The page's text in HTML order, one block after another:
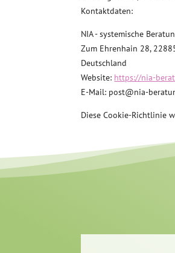
Kontaktdaten:
NIA - systemische
Zum Ehrenhain 28,
Deutschland
Website: https://nia-
E-Mail: post@nia-
Diese Cookie-Richtlinie